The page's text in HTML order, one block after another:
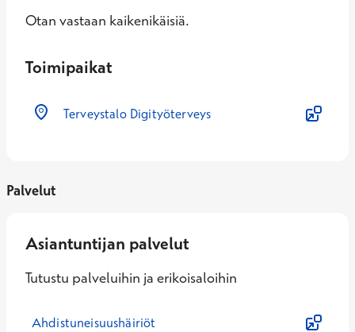
Otan vastaan kaikenikäisiä.
Toimipaikat
Terveystalo Digityöterveys
Palvelut
Asiantuntijan palvelut
Tutustu palveluihin ja erikoisaloihin
Ahdistuneisuushäiriöt